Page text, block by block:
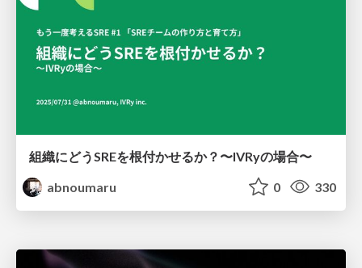
組織にどうSREを根付かせるか？〜IVRyの場合〜
abnoumaru
0 330